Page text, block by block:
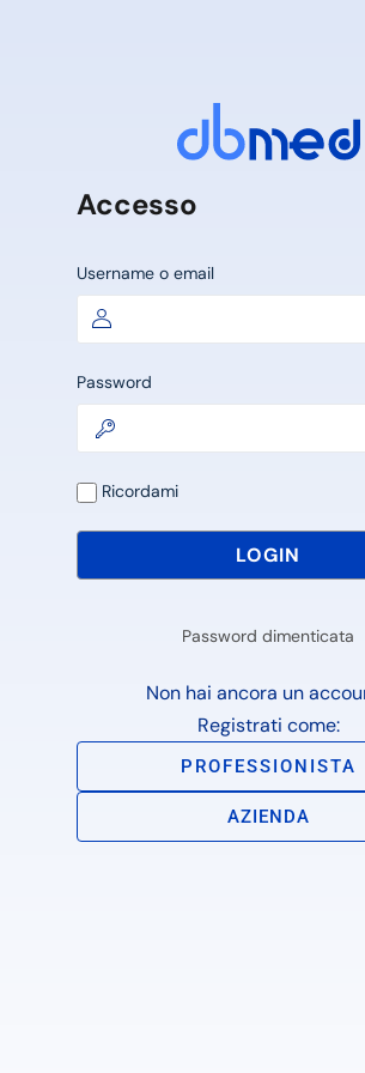
Accesso
Username o email
Password
Ricordami
Password dimenticata
Non hai ancora un
Registrati come:
PROFESSIONISTA
AZIENDA